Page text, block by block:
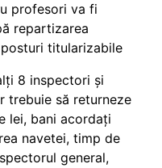
profesori va fi
repartizarea
titularizabile
8 inspectori și
trebuie să returneze
lei, bani acordați
navetei, timp de
general,